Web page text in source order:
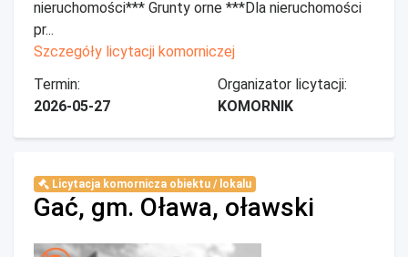
nieruchomości*** Grunty orne ***Dla nieruchomości
pr...
Szczegóły licytacji komorniczej
Termin:
2026-05-27
Organizator licytacji:
KOMORNIK
Licytacja komornicza obiektu / lokalu
Gać, gm. Oława, oławski